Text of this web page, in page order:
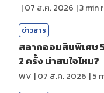
|07 ส.ค. 2026 |3min
ข่าวสาร
สลากออมสินพิเศษ
2 ครั้ง น่าสนใจไหม?
WV |07 ส.ค. 2026 |5